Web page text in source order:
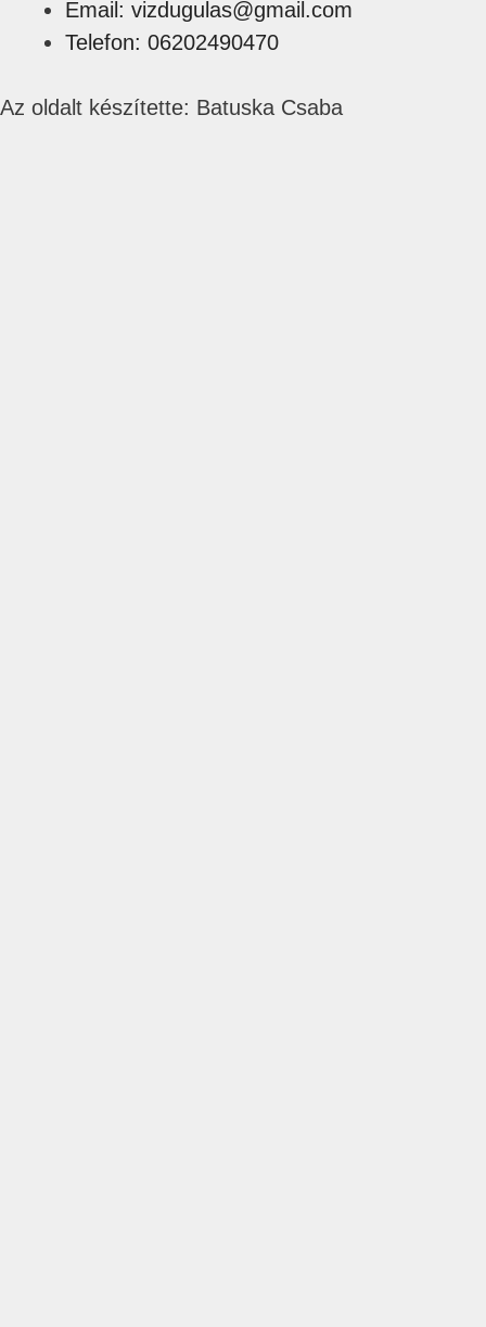
Email: vizdugulas@gmail.com
Telefon: 06202490470
Az oldalt készítette: Batuska Csaba